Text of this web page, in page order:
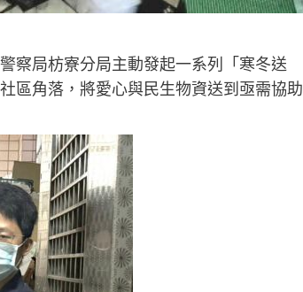
察局枋寮分局主動發起一系列「寒冬送
區角落，將愛心與民生物資送到亟需協助